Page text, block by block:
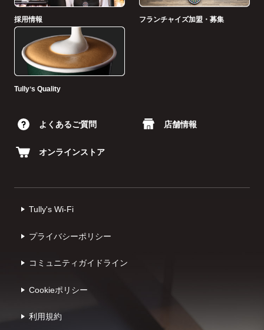
採用情報 フランチャイズ加盟・募集
Tullyʼs Quality
よくあるご質問 店舗情報
オンラインストア
Tully's Wi-Fi
プライバシーポリシー
コミュニティガイドライン
Cookieポリシー
利⽤規約